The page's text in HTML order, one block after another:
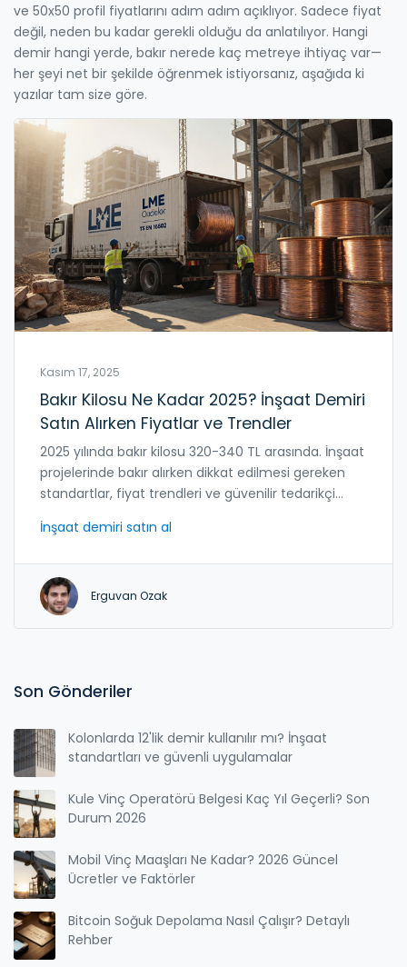
ve 50x50 profil fiyatlarını adım adım açıklıyor. Sadece fiyat
değil, neden bu kadar gerekli olduğu da anlatılıyor. Hangi
demir hangi yerde, bakır nerede kaç metreye ihtiyaç var—
her şeyi net bir şekilde öğrenmek istiyorsanız, aşağıda ki
yazılar tam size göre.
Kasım 17, 2025
Bakır Kilosu Ne Kadar 2025? İnşaat Demiri
Satın Alırken Fiyatlar ve Trendler
2025 yılında bakır kilosu 320-340 TL arasında. İnşaat
projelerinde bakır alırken dikkat edilmesi gereken
standartlar, fiyat trendleri ve güvenilir tedarikçi
İnşaat demiri satın al
Erguvan Ozak
Son Gönderiler
Kolonlarda 12'lik demir kullanılır mı? İnşaat
standartları ve güvenli uygulamalar
Kule Vinç Operatörü Belgesi Kaç Yıl Geçerli? Son
Durum 2026
Mobil Vinç Maaşları Ne Kadar? 2026 Güncel
Ücretler ve Faktörler
Bitcoin Soğuk Depolama Nasıl Çalışır? Detaylı
Rehber